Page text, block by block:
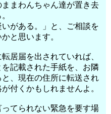
まわんちゃん達が置き去
がある。」と、ご相談を
と思います。
居届を出されていれば、
記載された手紙を、お隣
、現在の住所に転送され
付くかもしれませんよ。
てられない緊急を要す場